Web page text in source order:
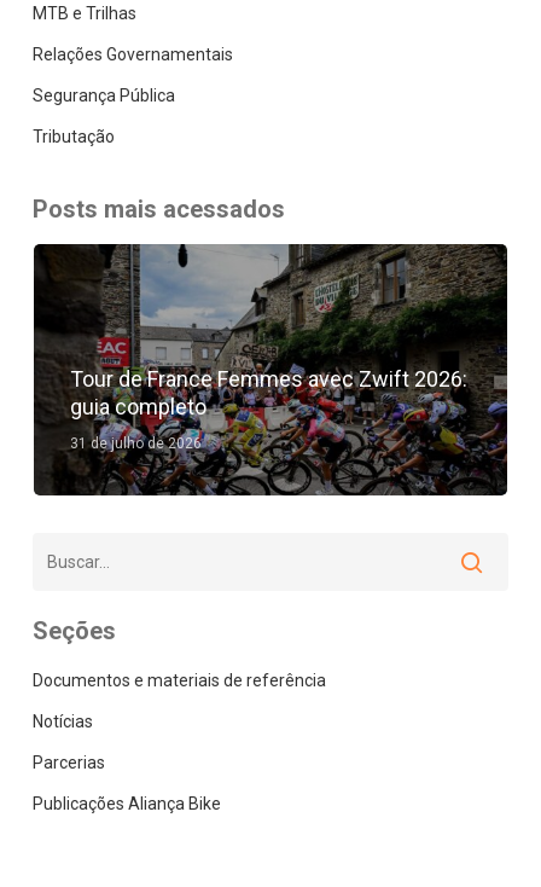
MTB e Trilhas
Relações Governamentais
Segurança Pública
Tributação
Posts mais acessados
Tour de France Femmes avec Zwift 2026:
guia completo
31 de julho de 2026
Seções
Documentos e materiais de referência
Notícias
Parcerias
Publicações Aliança Bike